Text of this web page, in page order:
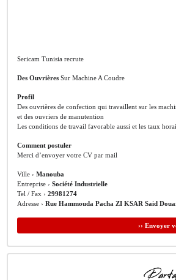
Sericam Tunisia recrute
Des Ouvrières Sur Machine A Coudre
Profil
Des ouvrières de confection qui travaillent sur les
et des ouvriers de manutention
Les conditions de travail favorable aussi et les taux
Comment postuler
Merci d’envoyer votre CV par mail
Ville › Manouba
Entreprise › Société Industrielle
Tel / Fax › 29981274
Adresse › Rue Hammouda Pacha ZI KSAR Said
›› Envoyer